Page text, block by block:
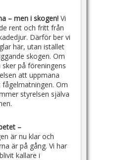
– men i skogen! Vi
rent och fritt från
Därför ber vi
här, utan istället
skogen. Om
på föreningens
att uppmana
Om
styrelsen själva
–
är nu klar och
är på gång. Vi har
kallare i